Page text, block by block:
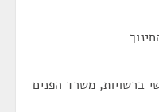
ברשויות, משרד הפנים